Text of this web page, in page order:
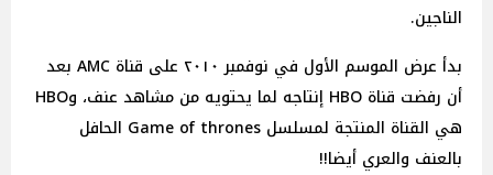
الناجين.
بدأ عرض الموسم الأول في نوفمبر ٢٠١٠ على قناة AMC بعد
أن رفضت قناة HBO إنتاجه لما يحتويه من مشاهد عنف، وHBO
هي القناة المنتجة لمسلسل Game of thrones الحافل
بالعنف والعري أيضا!!